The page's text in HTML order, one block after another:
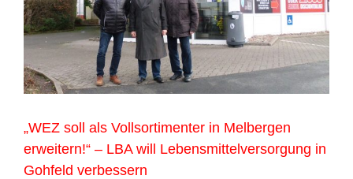
„WEZ soll als Vollsortimenter in Melbergen
erweitern!“ – LBA will Lebensmittelversorgung in
Gohfeld verbessern